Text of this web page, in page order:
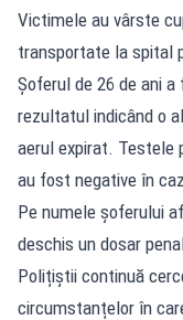
Victimele au vârste
transportate la spital
Șoferul de 26 de ani
rezultatul indicând o
aerul expirat. Testele
au fost negative în
Pe numele șoferului
deschis un dosar
Polițiștii continuă
circumstanțelor în